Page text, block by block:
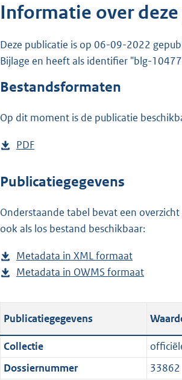
Informatie over
Deze publicatie is op 06-09-2022
Bijlage en heeft als identifier "blg-
Bestandsformaten
Op dit moment is de publicatie
D
w
l
o
d
p
l
i
c
a
PDF
s
a
n
s
g
o
t
t
e
Publicatiegegevens
Onderstaande tabel bevat een
ook als los bestand beschikbaar:
Metadata in XML formaat
e
t
n
Metadata in OWMS formaat
s
a
Publicatiegegevens
Collectie
Dossiernummer
33862